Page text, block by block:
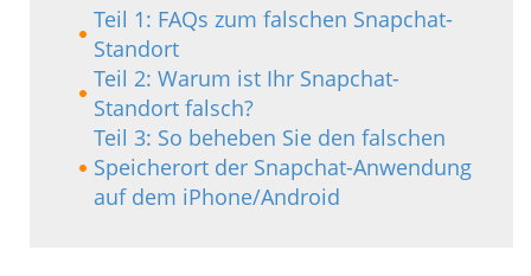
Teil 1: FAQs zum falschen Snapchat-
Standort
Teil 2: Warum ist Ihr Snapchat-
Standort falsch?
Teil 3: So beheben Sie den falschen
Speicherort der Snapchat-Anwendung
auf dem iPhone/Android